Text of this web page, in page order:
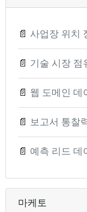
📄 사업장 위치
📄 기술 시장 점
📄 웹 도메인 데
📄 보고서 통찰
📄 예측 리드 데
마케토